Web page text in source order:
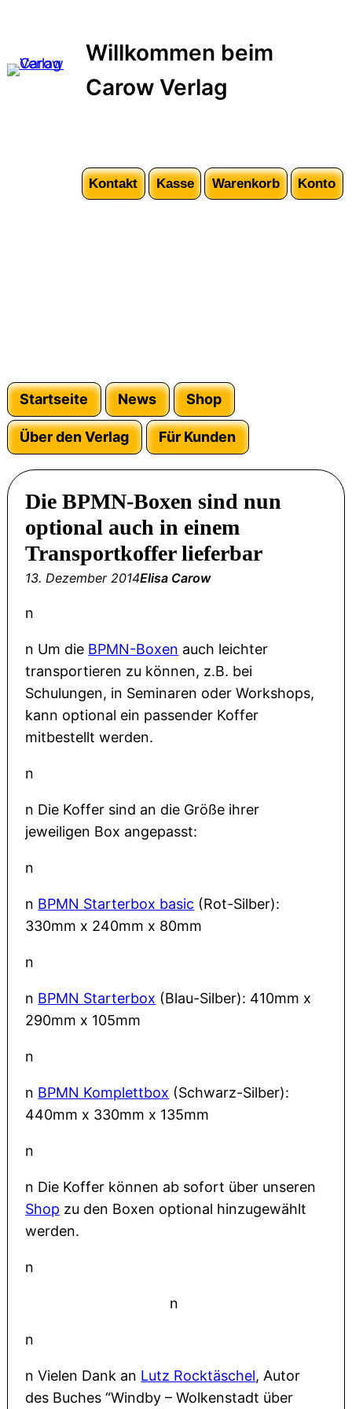
springen
Willkommen beim
Carow Verlag
Kontakt Kasse Warenkorb Konto
Startseite News Shop
Über den Verlag Für Kunden
Die BPMN-Boxen sind nun
optional auch in einem
Transportkoffer lieferbar
13. Dezember 2014Elisa Carow
n
n Um die BPMN-Boxen auch leichter
transportieren zu können, z.B. bei
Schulungen, in Seminaren oder Workshops,
kann optional ein passender Koffer
mitbestellt werden.
n
n Die Koffer sind an die Größe ihrer
jeweiligen Box angepasst:
n
n BPMN Starterbox basic (Rot-Silber):
330mm x 240mm x 80mm
n
n BPMN Starterbox (Blau-Silber): 410mm x
290mm x 105mm
n
n BPMN Komplettbox (Schwarz-Silber):
440mm x 330mm x 135mm
n
n Die Koffer können ab sofort über unseren
Shop zu den Boxen optional hinzugewählt
werden.
n
n
n
n Vielen Dank an Lutz Rocktäschel, Autor
des Buches “Windby – Wolkenstadt über